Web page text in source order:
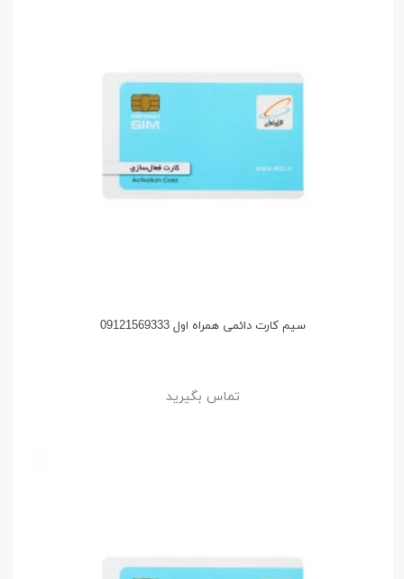
سیم کارت دائمی همراه اول 09121569333
تماس بگیرید